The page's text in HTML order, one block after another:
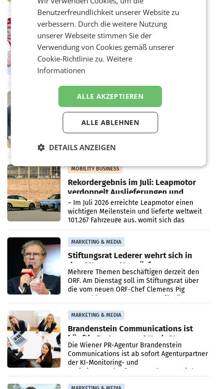
„Kreislauf-Helden“ in allen österreichischen
RETAIL
Penny modernisiert zwei Filialen in
Ober- und Niederösterreich
WIENER NEUDORF. – Im Rahmen einer
laufenden Modernisierungsoffensive
erneuert Penny zwei Filialen in Nieder- und
in Haag sowie im rund
RETAIL
Alles bereit für den Wechsel: Jürgen
Albrecht setzt ab 1.1.2027 auf Adeg
WIENER NEUDORF. – Die geplante
Zusammenarbeit zwischen Adeg und dem
kartellrechtlich freigegeben: Die
Bundeskartellanwalt
MOBILITY BUSINESS
Rekordergebnis im Juli: Leapmotor
verdoppelt Auslieferungen und
überschreitet die 100.000er-Marke
– Im Juli 2026 erreichte Leapmotor einen
wichtigen Meilenstein und lieferte weltweit
101.267 Fahrzeuge aus, womit sich das
Ergebnis gegenüber Juli 2025 mehr als
verdoppelte (+102
MARKETING & MEDIA
Stiftungsrat Lederer wehrt sich in
den SN gegen Vorwürfe
Mehrere Themen beschäftigen derzeit den
ORF. Am Dienstag soll im Stiftungsrat über
die vom neuen ORF-Chef Clemens Pig
vorgeschlagenen Besetzungen für die
MARKETING & MEDIA
Brandenstein Communications ist
künftig Partner von OtterlyAI
Die Wiener PR-Agentur Brandenstein
Communications ist ab sofort Agenturpartner
der KI-Monitoring- und
Optimierungsplattform OtterlyAI. Damit baut
Benutzerfreundlichkeit unserer Website zu
verbessern. Durch die weitere Nutzung
unserer Webseite stimmen Sie der
Verwendung von Cookies gemäß unserer
Cookie-Richtlinie zu.Weitere
Informationen
ALLE AKZEPTIEREN
ALLE ABLEHNEN
DETAILS ANZEIGEN